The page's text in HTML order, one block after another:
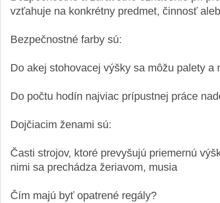
vzťahuje na konkrétny predmet, činnosť
Bezpečnostné farby sú:
Do akej stohovacej výšky sa môžu palety a
Do počtu hodín najviac prípustnej práce
Dojčiacim ženami sú:
Časti strojov, ktoré prevyšujú priemernú
nimi sa prechádza žeriavom, musia
Čím majú byť opatrené regály?